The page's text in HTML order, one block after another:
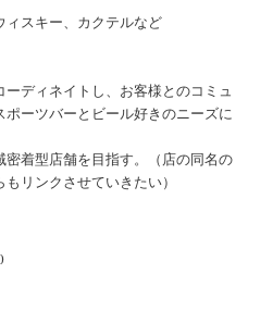
ィスキー、カクテルなど
ディネイトし、お客様とのコミュ
ーツバーとビール好きのニーズに
密着型店舗を目指す。（店の同名の
リンクさせていきたい）